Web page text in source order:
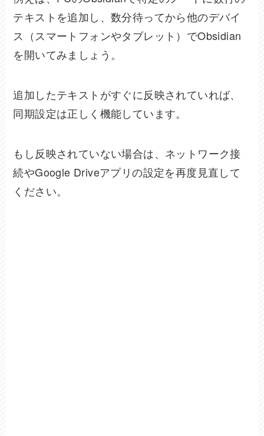
テキストを追加し、数分待ってから他のデバイ
ス（スマートフォンやタブレット）でObsidian
を開いてみましょう。
追加したテキストがすぐに反映されていれば、
同期設定は正しく機能しています。
もし反映されていない場合は、ネットワーク接
続やGoogle Driveアプリの設定を再度見直して
ください。